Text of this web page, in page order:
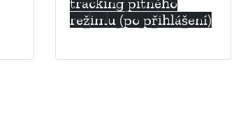
režimu (po přihlášení)